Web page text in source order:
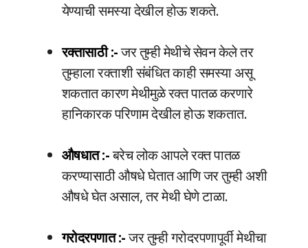
येण्याची समस्या देखील होऊ शकते.
रक्तासाठी :- जर तुम्ही मेथीचे सेवन केले तर
तुम्हाला रक्ताशी संबंधित काही समस्या असू
शकतात कारण मेथीमुळे रक्त पातळ करणारे
हानिकारक परिणाम देखील होऊ शकतात.
औषधात :-बरेच लोक आपले रक्त पातळ
करण्यासाठी औषधे घेतात आणि जर तुम्ही अशी
औषधे घेत असाल, तर मेथी घेणे टाळा.
गरोदरपणात :-जर तुम्ही गरोदरपणापूर्वी मेथीचा